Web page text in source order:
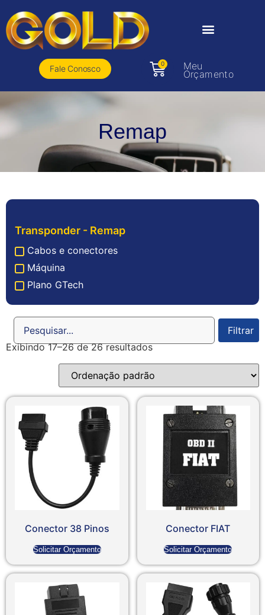
Fale Conosco
0 Meu
Orçamento
Remap
Transponder - Remap
Cabos e conectores
Máquina
Plano GTech
Filtrar
Exibindo 17–26 de 26 resultados
Conector 38 Pinos
Solicitar Orçamento
Conector FIAT
Solicitar Orçamento